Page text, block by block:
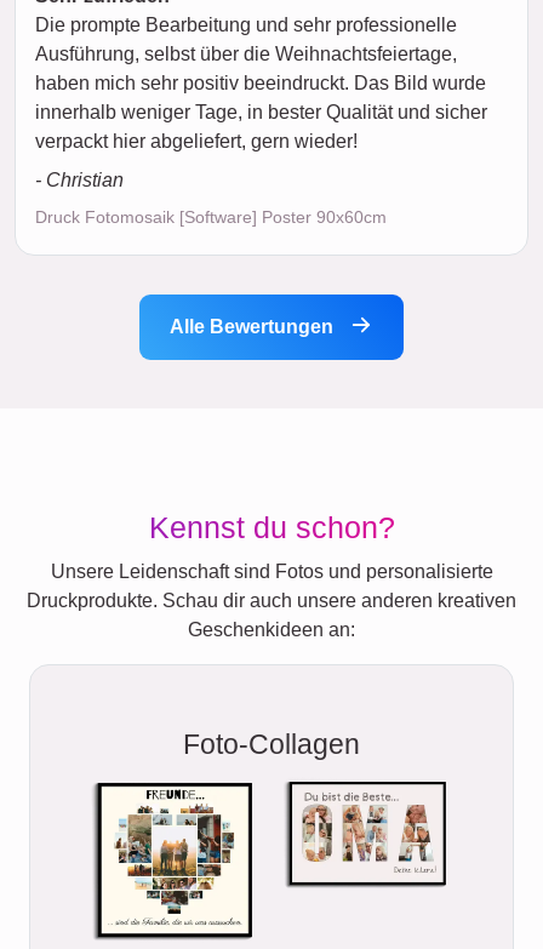
Die prompte Bearbeitung und sehr professionelle
Ausführung, selbst über die Weihnachtsfeiertage,
haben mich sehr positiv beeindruckt. Das Bild wurde
innerhalb weniger Tage, in bester Qualität und sicher
verpackt hier abgeliefert, gern wieder!
- Christian
Druck Fotomosaik [Software] Poster 90x60cm
Alle Bewertungen
Kennst du schon?
Unsere Leidenschaft sind Fotos und personalisierte
Druckprodukte. Schau dir auch unsere anderen kreativen
Geschenkideen an:
Foto-Collagen